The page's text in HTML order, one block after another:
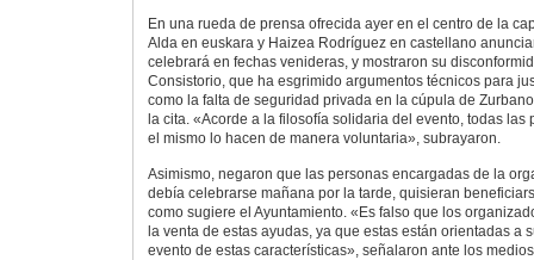
En una rueda de prensa ofrecida ayer en el centro de la
Alda en euskara y Haizea Rodríguez en castellano
celebrará en fechas venideras, y mostraron su
Consistorio, que ha esgrimido argumentos técnicos para
como la falta de seguridad privada en la cúpula de
la cita. «Acorde a la filosofía solidaria del evento, todas las
el mismo lo hacen de manera voluntaria», subrayaron.
Asimismo, negaron que las personas encargadas de la
debía celebrarse mañana por la tarde, quisieran
como sugiere el Ayuntamiento. «Es falso que los
la venta de estas ayudas, ya que estas están orientadas a
evento de estas características», señalaron ante los